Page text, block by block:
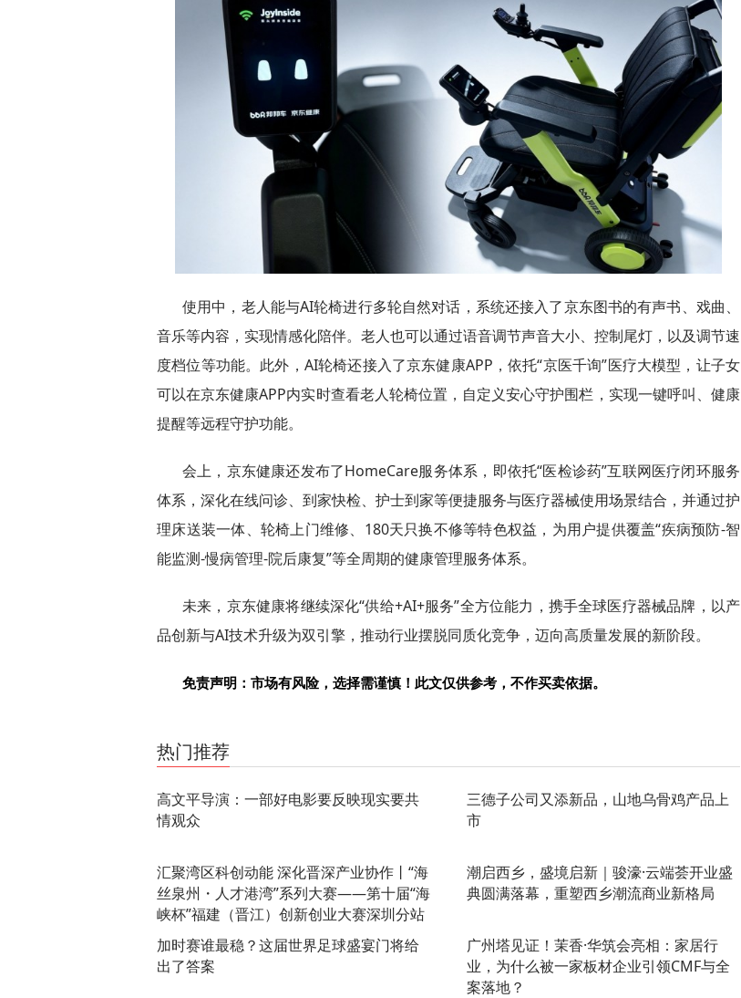
使用中，老人能与AI轮椅进行多轮自然对话，系统还接入了京东图书的有声书、戏曲、
音乐等内容，实现情感化陪伴。老人也可以通过语音调节声音大小、控制尾灯，以及调节速
度档位等功能。此外，AI轮椅还接入了京东健康APP，依托“京医千询”医疗大模型，让子女
可以在京东健康APP内实时查看老人轮椅位置，自定义安心守护围栏，实现一键呼叫、健康
提醒等远程守护功能。
会上，京东健康还发布了HomeCare服务体系，即依托“医检诊药”互联网医疗闭环服务
体系，深化在线问诊、到家快检、护士到家等便捷服务与医疗器械使用场景结合，并通过护
理床送装一体、轮椅上门维修、180天只换不修等特色权益，为用户提供覆盖“疾病预防-智
能监测-慢病管理-院后康复”等全周期的健康管理服务体系。
未来，京东健康将继续深化“供给+AI+服务”全方位能力，携手全球医疗器械品牌，以产
品创新与AI技术升级为双引擎，推动行业摆脱同质化竞争，迈向高质量发展的新阶段。
免责声明：市场有风险，选择需谨慎！此文仅供参考，不作买卖依据。
热门推荐
高文平导演：一部好电影要反映现实要共
情观众
三德子公司又添新品，山地乌骨鸡产品上
市
汇聚湾区科创动能 深化晋深产业协作丨“海
丝泉州・人才港湾”系列大赛——第十届“海
峡杯”福建（晋江）创新创业大赛深圳分站
赛成功举办
潮启西乡，盛境启新｜骏濠·云端荟开业盛
典圆满落幕，重塑西乡潮流商业新格局
加时赛谁最稳？这届世界足球盛宴门将给
出了答案
广州塔见证！茉香·华筑会亮相：家居行
业，为什么被一家板材企业引领CMF与全
案落地？